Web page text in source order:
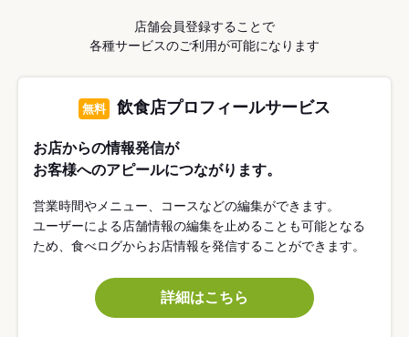
店舗会員登録することで
各種サービスのご利用が可能になります
無料 飲食店プロフィールサービス
お店からの情報発信が
お客様へのアピールにつながります。
営業時間やメニュー、コースなどの編集ができます。
ユーザーによる店舗情報の編集を止めることも可能となる
ため、食べログからお店情報を発信することができます。
詳細はこちら